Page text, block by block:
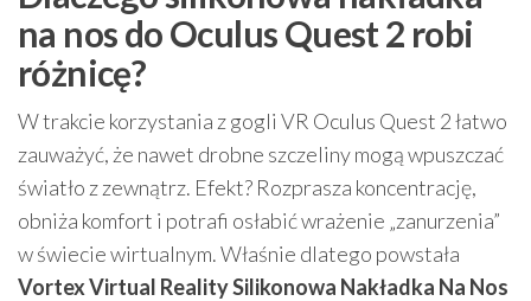
na nos do Oculus Quest 2 robi
różnicę?
W trakcie korzystania z gogli VR Oculus Quest 2 łatwo
zauważyć, że nawet drobne szczeliny mogą wpuszczać
światło z zewnątrz. Efekt? Rozprasza koncentrację,
obniża komfort i potrafi osłabić wrażenie „zanurzenia”
w świecie wirtualnym. Właśnie dlatego powstała
Vortex Virtual Reality Silikonowa Nakładka Na Nos